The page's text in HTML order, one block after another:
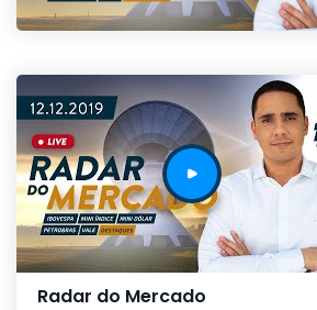
Radar do Mercado